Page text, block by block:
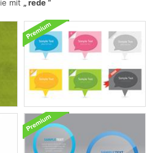
mit
rede